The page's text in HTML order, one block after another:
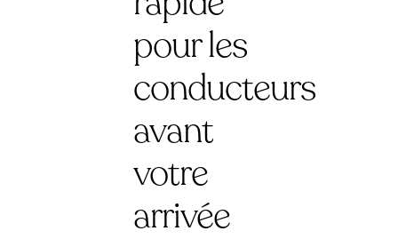
pour les
conducteurs
avant
votre
arrivée